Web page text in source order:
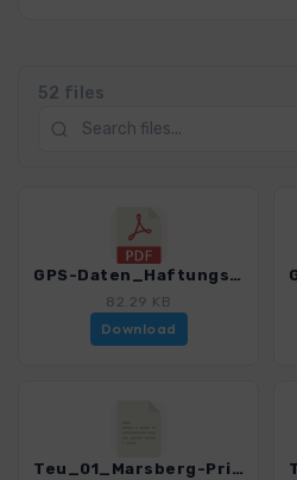
52 files
GPS-Daten_Haftungsausschluss-Nutzungsbedingungen_WF_Teutoburger_Wald_4020_7.pdf
82.29 KB
Download
Teu_01_Marsberg-Priesterberg_4020_7.gpx